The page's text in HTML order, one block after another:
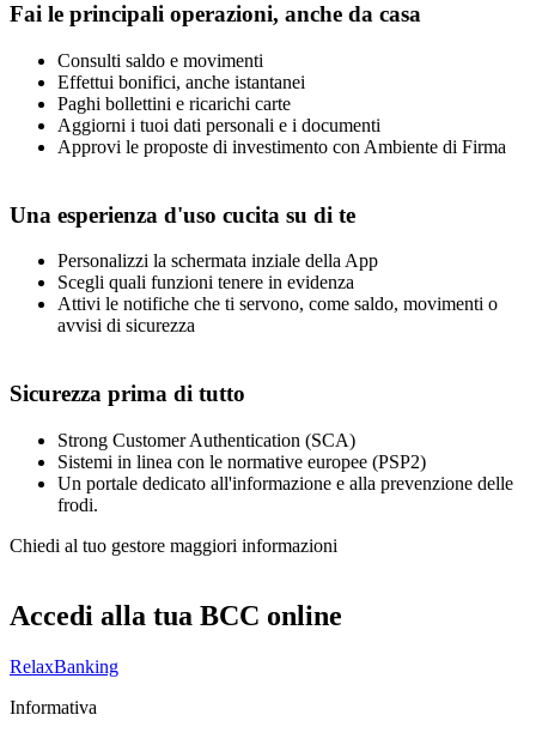
Fai le principali operazioni, anche da casa
Consulti saldo e movimenti
Effettui bonifici, anche istantanei
Paghi bollettini e ricarichi carte
Aggiorni i tuoi dati personali e i documenti
Approvi le proposte di investimento con Ambiente di Firma
Una esperienza d'uso cucita su di te
Personalizzi la schermata inziale della App
Scegli quali funzioni tenere in evidenza
Attivi le notifiche che ti servono, come saldo, movimenti o
avvisi di sicurezza
Sicurezza prima di tutto
Strong Customer Authentication (SCA)
Sistemi in linea con le normative europee (PSP2)
Un portale dedicato all'informazione e alla prevenzione delle
frodi.
Chiedi al tuo gestore maggiori informazioni
Accedi alla tua BCC online
RelaxBanking
Informativa